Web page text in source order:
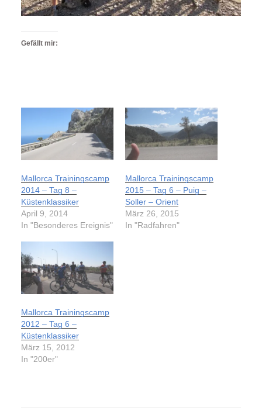
Gefällt mir:
Mallorca Trainingscamp
2014 – Tag 8 –
Küstenklassiker
April 9, 2014
In "Besonderes Ereignis"
Mallorca Trainingscamp
2015 – Tag 6 – Puig –
Soller – Orient
März 26, 2015
In "Radfahren"
Mallorca Trainingscamp
2012 – Tag 6 –
Küstenklassiker
März 15, 2012
In "200er"